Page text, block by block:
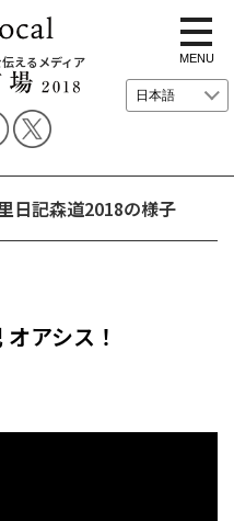
えるメディア
t
o
g
g
e
i
i
MENU
日記森道2018の様子
アシス！